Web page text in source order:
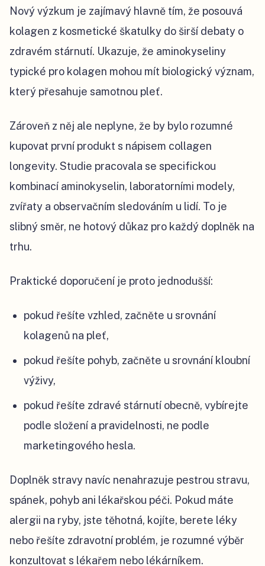
Nový výzkum je zajímavý hlavně tím, že posouvá
kolagen z kosmetické škatulky do širší debaty o
zdravém stárnutí. Ukazuje, že aminokyseliny
typické pro kolagen mohou mít biologický význam,
který přesahuje samotnou pleť.
Zároveň z něj ale neplyne, že by bylo rozumné
kupovat první produkt s nápisem collagen
longevity. Studie pracovala se specifickou
kombinací aminokyselin, laboratorními modely,
zvířaty a observačním sledováním u lidí. To je
slibný směr, ne hotový důkaz pro každý doplněk na
trhu.
Praktické doporučení je proto jednodušší:
pokud řešíte vzhled, začněte u srovnání
kolagenů na pleť,
pokud řešíte pohyb, začněte u srovnání kloubní
výživy,
pokud řešíte zdravé stárnutí obecně, vybírejte
podle složení a pravidelnosti, ne podle
marketingového hesla.
Doplněk stravy navíc nenahrazuje pestrou stravu,
spánek, pohyb ani lékařskou péči. Pokud máte
alergii na ryby, jste těhotná, kojíte, berete léky
nebo řešíte zdravotní problém, je rozumné výběr
konzultovat s lékařem nebo lékárníkem.